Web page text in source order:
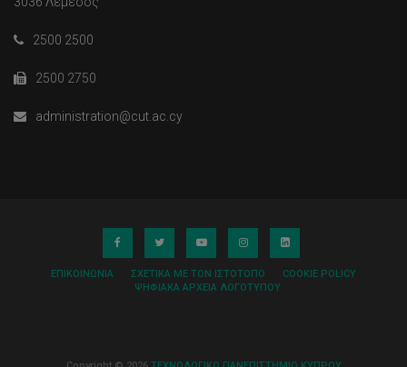
2500 2500
2500 2750
administration@cut.ac.cy
ΕΠΙΚΟΙΝΩΝΊΑ ΣΧΕΤΙΚΆ ΜΕ ΤΟΝ ΙΣΤΌΤΟΠΟ
COOKIE POLICY
ΨΗΦΙΑΚΆ ΑΡΧΕΊΑ ΛΟΓΌΤΥΠΟΥ